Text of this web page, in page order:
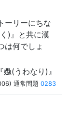
ーリーにちな
)』と共に漢
は何でしょ
嫐(うわなり)』
通常問題 0283